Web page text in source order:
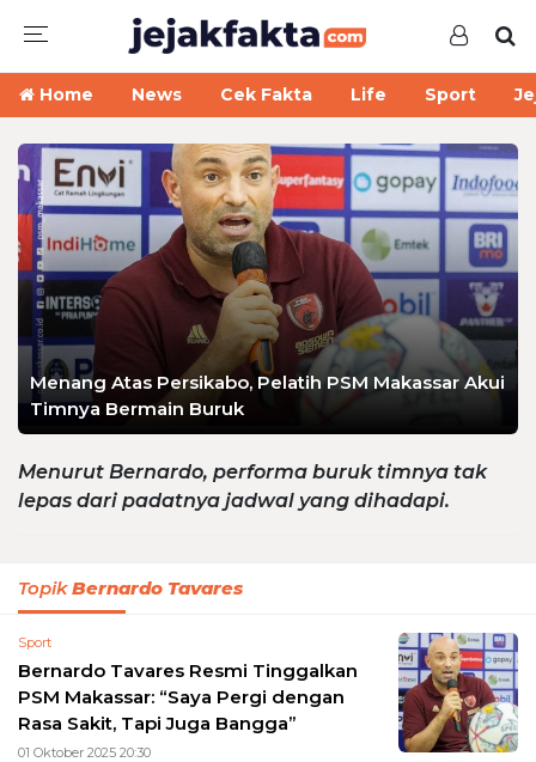
Home News Cek Fakta Life Sport
Menang Atas Persikabo, Pelatih PSM Makassar Akui
Timnya Bermain Buruk
Menurut Bernardo, performa buruk timnya tak
lepas dari padatnya jadwal yang dihadapi.
TopikBernardo Tavares
Sport
Bernardo Tavares Resmi Tinggalkan
PSM Makassar: “Saya Pergi dengan
Rasa Sakit, Tapi Juga Bangga”
01 Oktober 2025 20:30